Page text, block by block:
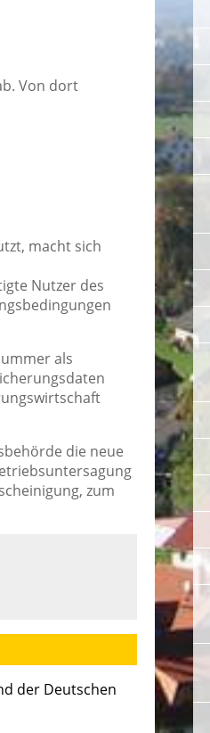
Von dort
macht sich
Nutzer des
als
die neue
zum
der Deutschen